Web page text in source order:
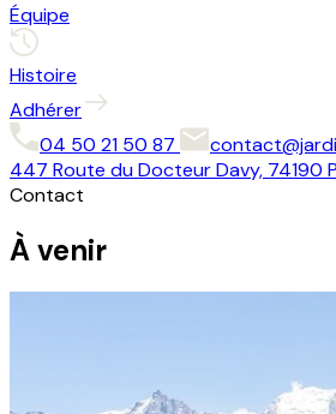
Équipe
Histoire
Adhérer
04 50 21 50 87
447 Route du Docteur Davy, 74190
Contact
À venir